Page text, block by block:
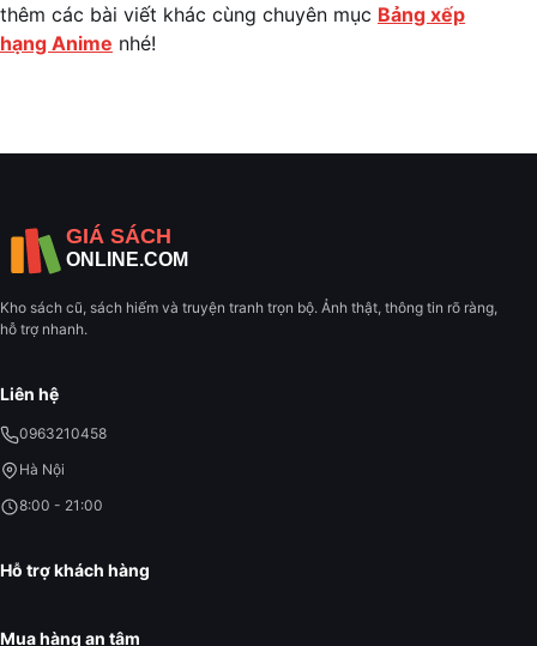
thêm các bài viết khác cùng chuyên mục Bảng xếp
hạng Anime nhé!
Kho sách cũ, sách hiếm và truyện tranh trọn bộ. Ảnh thật, thông tin rõ ràng,
hỗ trợ nhanh.
Liên hệ
0963210458
Hà Nội
8:00 - 21:00
Hỗ trợ khách hàng
Mua hàng an tâm